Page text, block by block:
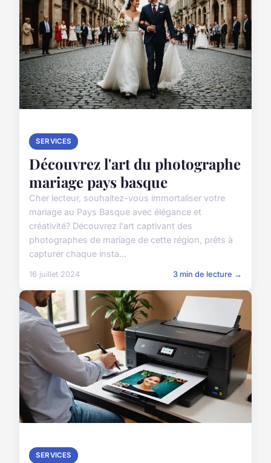
SERVICES
Découvrez l'art du photographe
mariage pays basque
Cher lecteur, souhaitez-vous immortaliser votre
mariage au Pays Basque avec élégance et
créativité? Découvrez l'art captivant des
photographes de mariage de cette région, prêts à
capturer chaque insta...
16 juillet 2024 3 min de lecture →
SERVICES